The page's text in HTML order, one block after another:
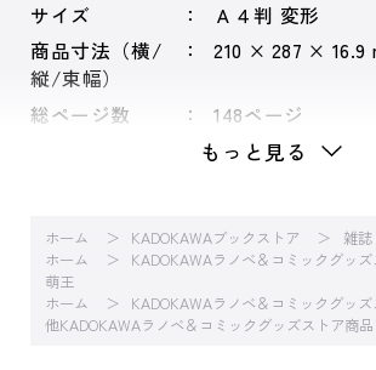
サイズ
Ａ４判 変形
商品寸法（横/
縦/束幅）
210 × 287 × 16.9
総ページ数 148ページ
もっと見る
ホーム KADOKAWAブックストア
雑誌
ホーム
KADOKAWAラノベ＆コミックグッ
萌王
ホーム
KADOKAWAラノベ＆コミックグッ
他KADOKAWAラノベ＆コミックグッズストア商品